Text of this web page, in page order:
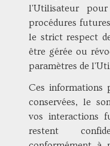
l'Utilisateur
procédures
le strict respect
être gérée ou
paramètres de
Ces informations
conservées, le
vos interactions
restent